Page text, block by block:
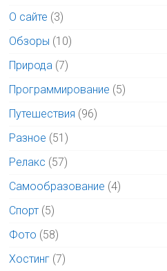
О сайте (3)
Обзоры (10)
Природа (7)
Программирование (5)
Путешествия (96)
Разное (51)
Релакс (57)
Самообразование (4)
Спорт (5)
Фото (58)
Хостинг (7)